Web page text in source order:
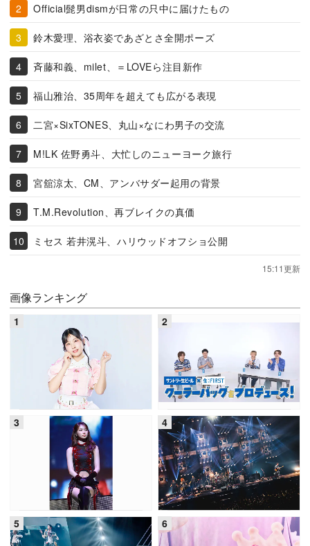
Official髭男dismが日常の只中に届けたもの
鈴木愛理、浴衣姿であざとさ全開ポーズ
斉藤和義、milet、＝LOVEら注目新作
福山雅治、35周年を超えても広がる表現
二宮×SixTONES、丸山×なにわ男子の交流
M!LK 佐野勇斗、大忙しのニューヨーク旅行
宮舘涼太、CM、アンバサダー起用の背景
T.M.Revolution、再ブレイクの真価
ミセス 若井滉斗、ハリウッドオフショ公開
15:11更新
画像ランキング